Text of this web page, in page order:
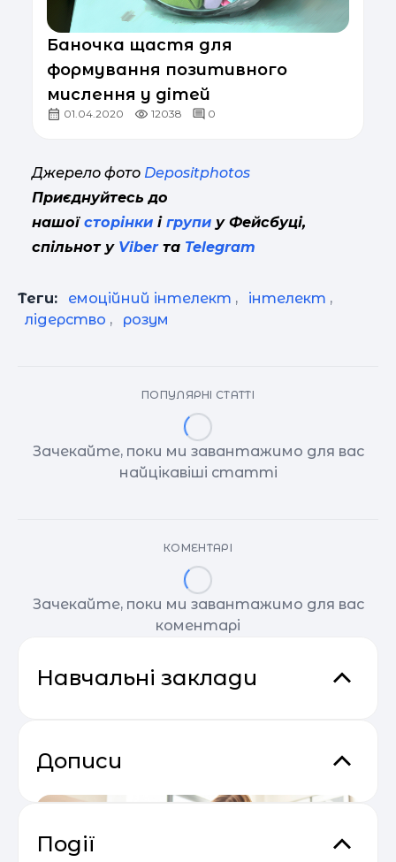
Баночка щастя для
формування позитивного
мислення у дітей
01.04.2020 12038 0
Джерело фото Depositphotos
Приєднуйтесь до
нашоїсторінки ігрупи у Фейсбуці,
спільнот уViberта Telegram
Теги: емоційний інтелект , інтелект ,
лідерство , розум
ПОПУЛЯРНІ СТАТТІ
Зачекайте, поки ми завантажимо для вас
найцікавіші статті
КОМЕНТАРІ
Зачекайте, поки ми завантажимо для вас
коментарі
Навчальні заклади
Дописи
Події